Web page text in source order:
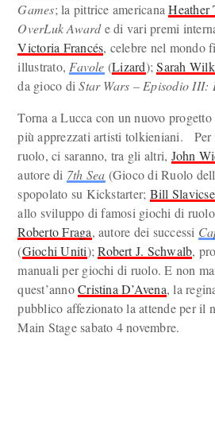
Games; la pittrice americanaHeather
OverLuk Awarde di vari premi
Victoria Francés, celebre nel mondo
illustrato, Favole (Lizard);Sarah
da gioco diStar Wars – Episodio III:
Torna a Lucca con un nuovo progetto
più apprezzati artisti tolkieniani. Per
ruolo, ci saranno, tra gli altri, John
autore di 7th Sea (Gioco di Ruolo
spopolato su Kickstarter; Bill
allo sviluppo di famosi giochi di
Roberto Fraga, autore dei successi
(Giochi Uniti);Robert J. Schwalb,
manuali per giochi di ruolo. E non
quest’annoCristina D’Avena, la
pubblico affezionato la attende per il
Main Stage sabato 4 novembre.